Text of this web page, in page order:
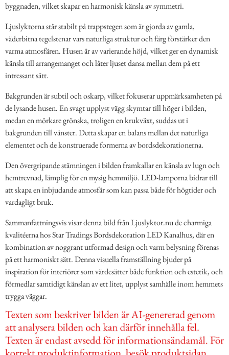
byggnaden, vilket skapar en harmonisk känsla av symmetri.
Ljuslyktorna står stabilt på trappstegen som är gjorda av gamla,
väderbitna tegelstenar vars naturliga struktur och färg förstärker den
varma atmosfären. Husen är av varierande höjd, vilket ger en dynamisk
känsla till arrangemanget och låter ljuset dansa mellan dem på ett
intressant sätt.
Bakgrunden är subtil och oskarp, vilket fokuserar uppmärksamheten på
de lysande husen. En svagt upplyst vägg skymtar till höger i bilden,
medan en mörkare grönska, troligen en krukväxt, suddas ut i
bakgrunden till vänster. Detta skapar en balans mellan det naturliga
elementet och de konstruerade formerna av bordsdekorationerna.
Den övergripande stämningen i bilden framkallar en känsla av lugn och
hemtrevnad, lämplig för en mysig hemmiljö. LED-lamporna bidrar till
att skapa en inbjudande atmosfär som kan passa både för högtider och
vardagligt bruk.
Sammanfattningsvis visar denna bild från Ljuslyktor.nu de charmiga
kvalitéerna hos Star Tradings Bordsdekoration LED Kanalhus, där en
kombination av noggrant utformad design och varm belysning förenas
på ett harmoniskt sätt. Denna visuella framställning bjuder på
inspiration för interiörer som värdesätter både funktion och estetik, och
förmedlar samtidigt känslan av ett litet, upplyst samhälle inom hemmets
trygga väggar.